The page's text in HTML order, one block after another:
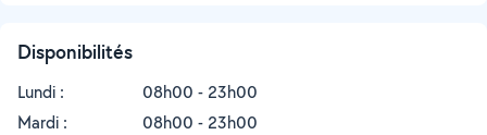
Disponibilités
Lundi :
08h00 - 23h00
Mardi :
08h00 - 23h00